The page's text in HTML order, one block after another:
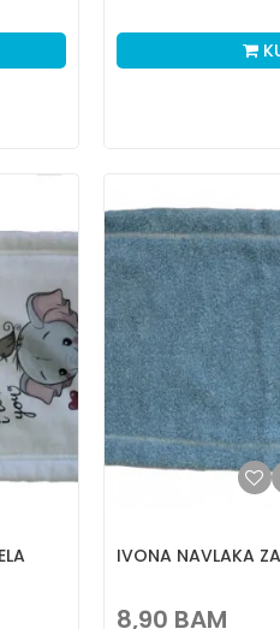
IVONA NAVLAKA
8,90 BAM